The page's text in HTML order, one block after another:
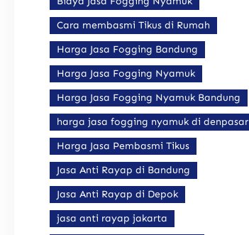
Cara membasmi Tikus di Rumah
Harga Jasa Fogging Bandung
Harga Jasa Fogging Nyamuk
Harga Jasa Fogging Nyamuk Bandung
harga jasa fogging nyamuk di denpasar
Harga Jasa Pembasmi Tikus
Jasa Anti Rayap di Bandung
Jasa Anti Rayap di Depok
jasa anti rayap jakarta